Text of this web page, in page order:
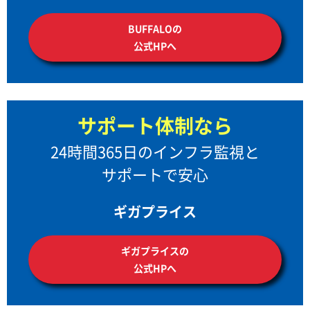
BUFFALOの
公式HPへ
サポート体制なら
24時間365日のインフラ監視と
サポートで安心
ギガプライス
ギガプライスの
公式HPへ